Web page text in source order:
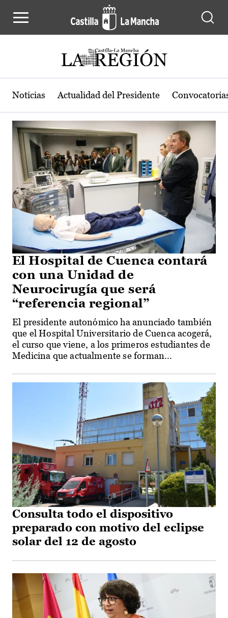
Actualidad de la región de Castilla-
Noticias Actualidad del Presidente
El Hospital de Cuenca contará
con una Unidad de
Neurocirugía que será
“referencia regional”
El presidente autonómico ha anunciado también
que el Hospital Universitario de Cuenca acogerá,
el curso que viene, a los primeros estudiantes de
Medicina que actualmente se forman...
Consulta todo el dispositivo
preparado con motivo del eclipse
solar del 12 de agosto